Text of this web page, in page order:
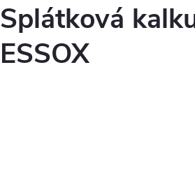
Splátková
ESSOX